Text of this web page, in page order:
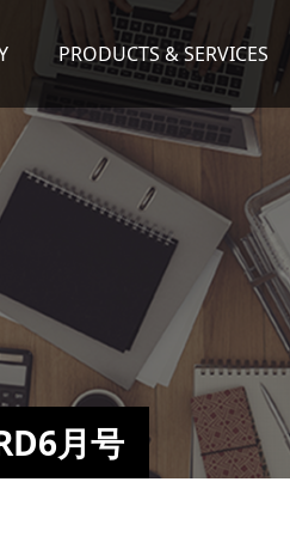
PRODUCTS & SERVICES
月号